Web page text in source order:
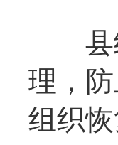
县级
理，
组织恢